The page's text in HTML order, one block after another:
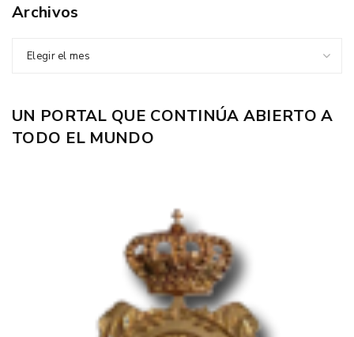
Archivos
Elegir el mes
UN PORTAL QUE CONTINÚA ABIERTO A
TODO EL MUNDO